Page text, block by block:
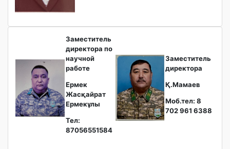
Заместитель
директора по
научной
работе
Ермек
Жасқайрат
Ермекұлы
Тел:
87056551584
Заместитель
директора
Қ.Мамаев
Моб.тел: 8
702 961 6388